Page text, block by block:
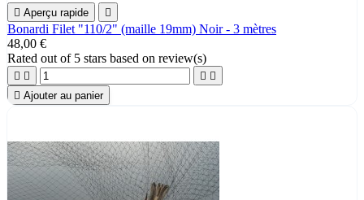
 Aperçu rapide 
Bonardi Filet "110/2" (maille 19mm) Noir - 3 mètres
48,00 €
Rated out of 5 stars based on review(s)
   
 Ajouter au panier